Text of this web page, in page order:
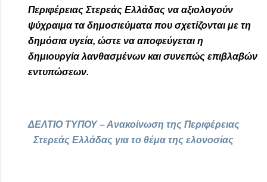
Περιφέρειας Στερεάς Ελλάδας να αξιολογούν
ψύχραιμα τα δημοσιεύματα που σχετίζονται με τη
δημόσια υγεία, ώστε να αποφεύγεται η
δημιουργία λανθασμένων και συνεπώς επιβλαβών
εντυπώσεων.
ΔΕΛΤΙΟ ΤΥΠΟΥ – Ανακοίνωση της Περιφέρειας
Στερεάς Ελλάδας για το θέμα της ελονοσίας